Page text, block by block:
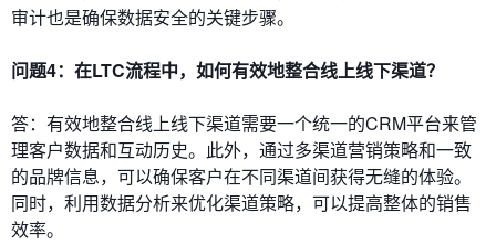
审计也是确保数据安全的关键步骤。
问题4：在LTC流程中，如何有效地整合线上线下渠道？
答：有效地整合线上线下渠道需要一个统一的CRM平台来管
理客户数据和互动历史。此外，通过多渠道营销策略和一致
的品牌信息，可以确保客户在不同渠道间获得无缝的体验。
同时，利用数据分析来优化渠道策略，可以提高整体的销售
效率。